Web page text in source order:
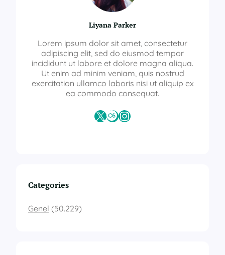
Liyana Parker
Lorem ipsum dolor sit amet, consectetur
adipiscing elit, sed do eiusmod tempor
incididunt ut labore et dolore magna aliqua.
Ut enim ad minim veniam, quis nostrud
exercitation ullamco laboris nisi ut aliquip ex
ea commodo consequat.
X Last.fmInstagram
Categories
Genel (50.229)